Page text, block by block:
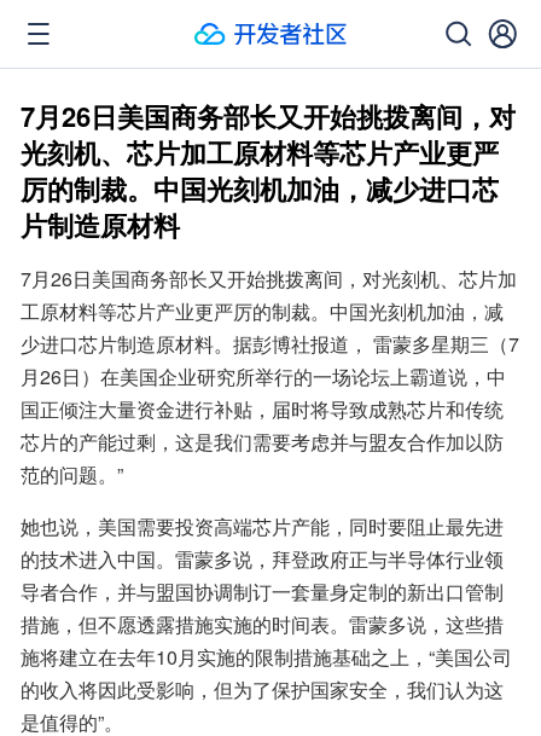
7月26日美国商务部长又开始挑拨离间，对
光刻机、芯片加工原材料等芯片产业更严
厉的制裁。中国光刻机加油，减少进口芯
片制造原材料
7月26日美国商务部长又开始挑拨离间，对光刻机、芯片加
工原材料等芯片产业更严厉的制裁。中国光刻机加油，减
少进口芯片制造原材料。据彭博社报道， 雷蒙多星期三（7
月26日）在美国企业研究所举行的一场论坛上霸道说，中
国正倾注大量资金进行补贴，届时将导致成熟芯片和传统
芯片的产能过剩，这是我们需要考虑并与盟友合作加以防
范的问题。”
她也说，美国需要投资高端芯片产能，同时要阻止最先进
的技术进入中国。雷蒙多说，拜登政府正与半导体行业领
导者合作，并与盟国协调制订一套量身定制的新出口管制
措施，但不愿透露措施实施的时间表。雷蒙多说，这些措
施将建立在去年10月实施的限制措施基础之上，“美国公司
的收入将因此受影响，但为了保护国家安全，我们认为这
是值得的”。